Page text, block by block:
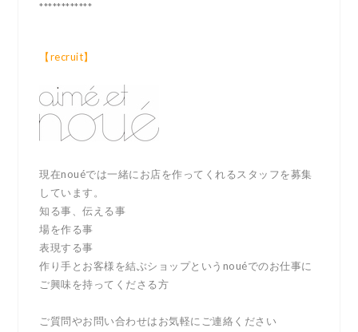
************
【recruit】
現在nouéでは一緒にお店を作ってくれるスタッフを募集
しています。
知る事、伝える事
場を作る事
表現する事
作り手とお客様を結ぶショップというnouéでのお仕事に
ご興味を持ってくださる方
ご質問やお問い合わせはお気軽にご連絡ください